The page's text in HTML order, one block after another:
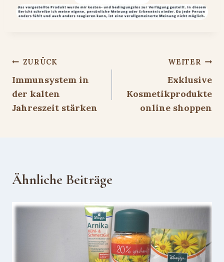
Beitragsnavigation
ZURÜCK
Immunsystem in
der kalten
Jahreszeit stärken
WEITER
Exklusive
Kosmetikprodukte
online shoppen
Ähnliche Beiträge